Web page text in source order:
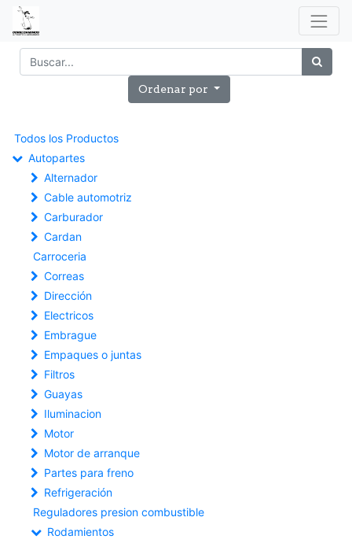
Ordenar por
Todos los Productos
Autopartes
Alternador
Cable automotriz
Carburador
Cardan
Carroceria
Correas
Dirección
Electricos
Embrague
Empaques o juntas
Filtros
Guayas
Iluminacion
Motor
Motor de arranque
Partes para freno
Refrigeración
Reguladores presion combustible
Rodamientos